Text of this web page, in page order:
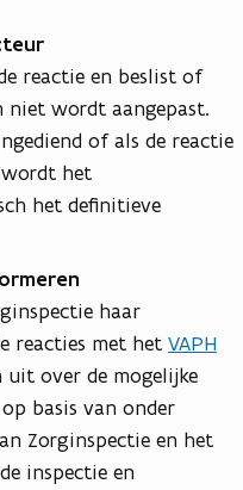
reactie en beslist of
wordt aangepast.
of als de reactie
het
het definitieve
haar
reacties met het VAPH
uit over de mogelijke
basis van onder
Zorginspectie en het
inspectie en